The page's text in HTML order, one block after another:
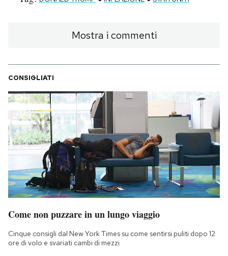
Mostra i commenti
CONSIGLIATI
Come non puzzare in un lungo viaggio
Cinque consigli dal New York Times su come sentirsi puliti dopo 12
ore di volo e svariati cambi di mezzi